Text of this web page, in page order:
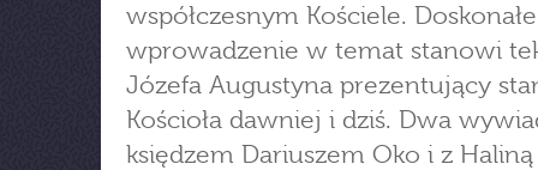
współczesnym Kościele. Doskonałe
wprowadzenie w temat stanowi
Józefa Augustyna prezentujący
Kościoła dawniej i dziś. Dwa
księdzem Dariuszem Oko i z Haliną